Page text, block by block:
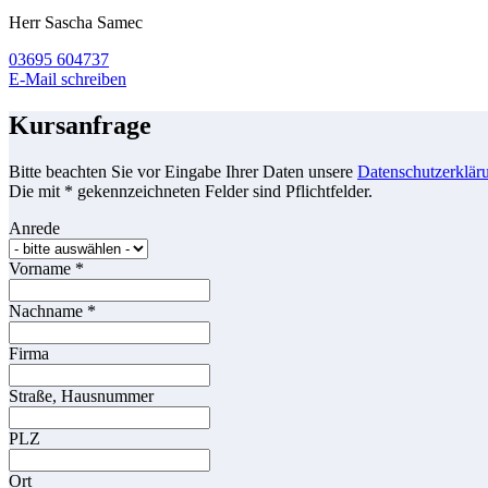
Herr Sascha Samec
03695 604737
E-Mail schreiben
Kursanfrage
Bitte beachten Sie vor Eingabe Ihrer Daten unsere
Die mit * gekennzeichneten Felder sind Pflichtfelder.
Anrede
Vorname *
Nachname *
Firma
Straße, Hausnummer
PLZ
Ort